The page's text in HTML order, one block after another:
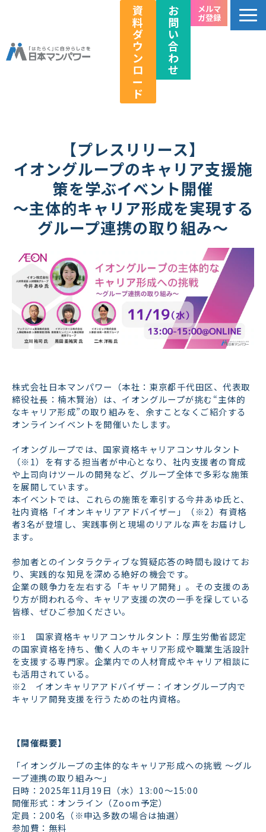
資
料
ダ
ウ
ン
ロ
ー
ド
お
問
い
合
わ
せ
メルマ
ガ登録
教育関係者向け
HRフェス／イベント情報
キャリアのこれから研究所
企業情報
【プレスリリース】
イオングループのキャリア支援施
策を学ぶイベント開催
～主体的キャリア形成を実現する
グループ連携の取り組み～
株式会社日本マンパワー（本社：東京都千代田区、代表取
締役社長：楠木賢治）は、イオングループが挑む“主体的
なキャリア形成”の取り組みを、余すことなくご紹介する
オンラインイベントを開催いたします。
イオングループでは、国家資格キャリアコンサルタント
（※1）を有する担当者が中心となり、社内支援者の育成
や上司向けツールの開発など、グループ全体で多彩な施策
を展開しています。
本イベントでは、これらの施策を牽引する今井あゆ氏と、
社内資格「イオンキャリアアドバイザー」（※2）有資格
者3名が登壇し、実践事例と現場のリアルな声をお届けし
ます。
参加者とのインタラクティブな質疑応答の時間も設けてお
り、実践的な知見を深める絶好の機会です。
企業の競争力を左右する「キャリア開発」。その支援のあ
り方が問われる今、キャリア支援の次の一手を探している
皆様、ぜひご参加ください。
※1 国家資格キャリアコンサルタント：厚生労働省認定
の国家資格を持ち、働く人のキャリア形成や職業生活設計
を支援する専門家。企業内での人材育成やキャリア相談に
も活用されている。
※2 イオンキャリアアドバイザー：イオングループ内で
キャリア開発支援を行うための社内資格。
【開催概要】
「イオングループの主体的なキャリア形成への挑戦 ～グル
ープ連携の取り組み～」
日時：2025年11月19日（水）13:00〜15:00
開催形式：オンライン（Zoom予定）
定員：200名（※申込多数の場合は抽選）
参加費：無料